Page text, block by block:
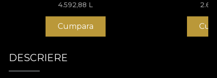
4.592,88 L
Cumpara
DESCRIERE